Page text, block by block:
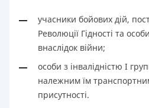
учасники бойових дій,
Революції Гідності та
внаслідок війни;
особи з інвалідністю I
належним їм
присутності.